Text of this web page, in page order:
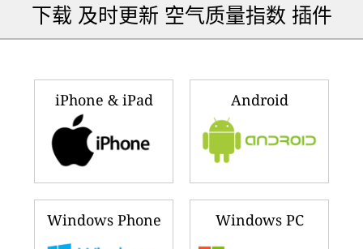
下载 及时更新 空气质量指数 插件
iPhone & iPad Android
Windows Phone Windows PC